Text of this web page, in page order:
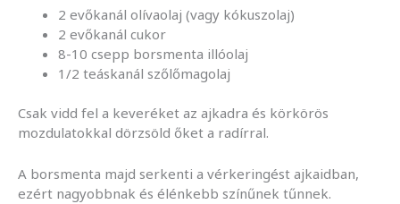
2 evőkanál olívaolaj (vagy kókuszolaj)
2 evőkanál cukor
8-10 csepp borsmenta illóolaj
1/2 teáskanál szőlőmagolaj
Csak vidd fel a keveréket az ajkadra és körkörös
mozdulatokkal dörzsöld őket a radírral.
A borsmenta majd serkenti a vérkeringést ajkaidban,
ezért nagyobbnak és élénkebb színűnek tűnnek.